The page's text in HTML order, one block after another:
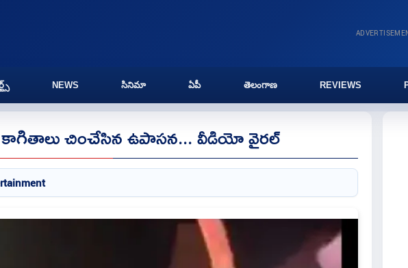
NEWS సినిమా ఏపీ తెలంగాణ REVIEWS
కాగితాలు చించేసిన ఉపాసన... వీడియో వైరల్